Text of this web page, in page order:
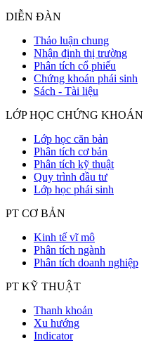
DIỄN ĐÀN
Thảo luận chung
Nhận định thị trường
Phân tích cổ phiếu
Chứng khoán phái sinh
Sách - Tài liệu
LỚP HỌC CHỨNG KHOÁN
Lớp học căn bản
Phân tích cơ bản
Phân tích kỹ thuật
Quy trình đầu tư
Lớp học phái sinh
PT CƠ BẢN
Kinh tế vĩ mô
Phân tích ngành
Phân tích doanh nghiệp
PT KỸ THUẬT
Thanh khoản
Xu hướng
Indicator